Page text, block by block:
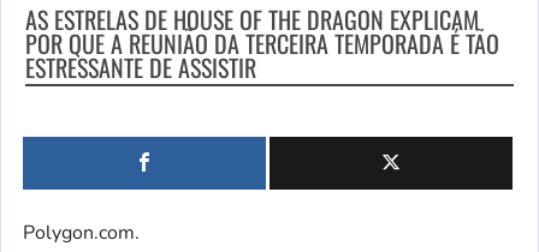
AS ESTRELAS DE HOUSE OF THE DRAGON EXPLICAM
POR QUE A REUNIÃO DA TERCEIRA TEMPORADA É TÃO
ESTRESSANTE DE ASSISTIR
Polygon.com.